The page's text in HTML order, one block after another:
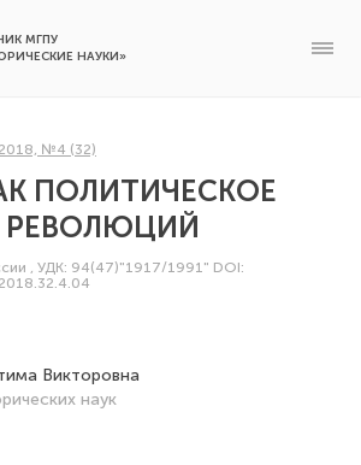
МГПУ
НАУКИ»
2018, №4 (32)
ПОЛИТИЧЕСКОЕ
РЕВОЛЮЦИЙ
, УДК: 94(47)"1917/1991" DOI:
Викторовна
наук